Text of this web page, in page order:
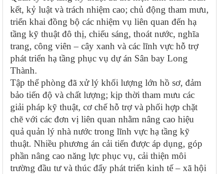
kết, kỷ luật và trách nhiệm cao; chủ động tham mưu,
triển khai đồng bộ các nhiệm vụ liên quan đến hạ
tầng kỹ thuật đô thị, chiếu sáng, thoát nước, nghĩa
trang, công viên – cây xanh và các lĩnh vực hỗ trợ
phát triển hạ tầng phục vụ dự án Sân bay Long
Thành.
Tập thể phòng đã xử lý khối lượng lớn hồ sơ, đảm
bảo tiến độ và chất lượng; kịp thời tham mưu các
giải pháp kỹ thuật, cơ chế hỗ trợ và phối hợp chặt
chẽ với các đơn vị liên quan nhằm nâng cao hiệu
quả quản lý nhà nước trong lĩnh vực hạ tầng kỹ
thuật. Nhiều phương án cải tiến được áp dụng, góp
phần nâng cao năng lực phục vụ, cải thiện môi
trường đầu tư và thúc đẩy phát triển kinh tế – xã hội